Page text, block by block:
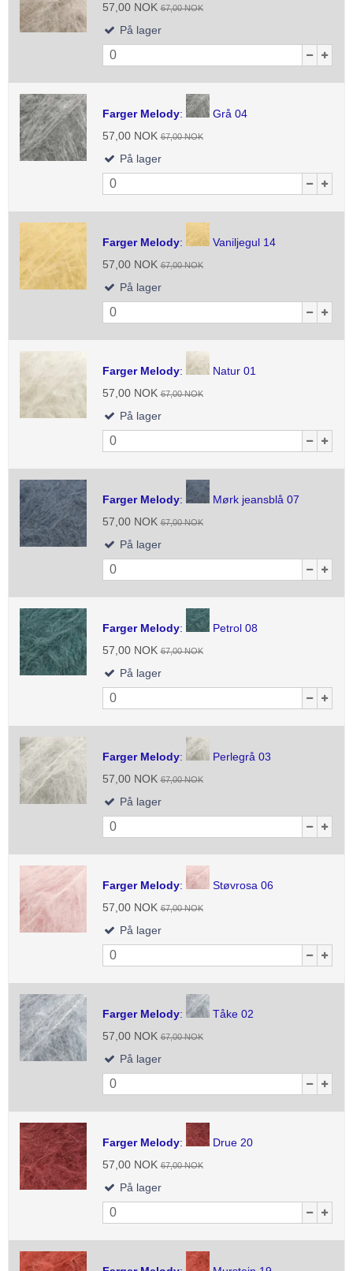
57,00 NOK 67,00 NOK
På lager
Farger Melody:
Grå 04
57,00 NOK 67,00 NOK
På lager
Farger Melody:
Vaniljegul 14
57,00 NOK 67,00 NOK
På lager
Farger Melody:
Natur 01
57,00 NOK 67,00 NOK
På lager
Farger Melody:
Mørk jeansblå 07
57,00 NOK 67,00 NOK
På lager
Farger Melody:
Petrol 08
57,00 NOK 67,00 NOK
På lager
Farger Melody:
Perlegrå 03
57,00 NOK 67,00 NOK
På lager
Farger Melody:
Støvrosa 06
57,00 NOK 67,00 NOK
På lager
Farger Melody:
Tåke 02
57,00 NOK 67,00 NOK
På lager
Farger Melody:
Drue 20
57,00 NOK 67,00 NOK
På lager